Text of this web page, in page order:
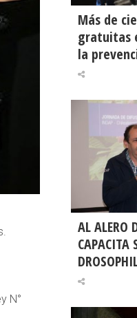
N°
Más de
gratuitas
la
AL ALERO
CAPACITA